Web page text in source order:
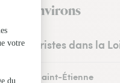
ses environs
Les fleuristes dans la
à Saint-Étienne